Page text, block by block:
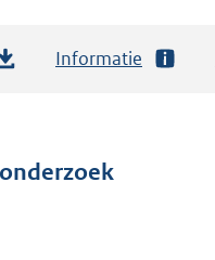
Informatie